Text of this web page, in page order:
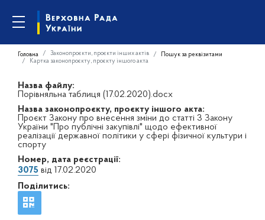
Головна Законопроєкти, проєкти інших актів
Пошук за реквізитами
Картка законопроєкту, проєкту іншого акта
Назва файлу:
Порівняльна таблиця (17.02.2020).docx
Назва законопроєкту, проєкту іншого акта:
Проєкт Закону про внесення зміни до статті 3 Закону
України "Про публічні закупівлі" щодо ефективної
реалізації державної політики у сфері фізичної культури і
спорту
Номер, дата реєстрації:
3075 від 17.02.2020
Поділитись: